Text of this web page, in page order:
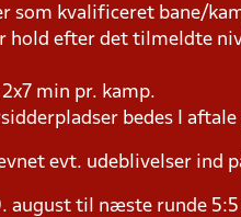
kvalificeret bane/
hold efter det tilmeldte
min pr. kamp.
bedes I
evt. udeblivelser ind
august til næste runde